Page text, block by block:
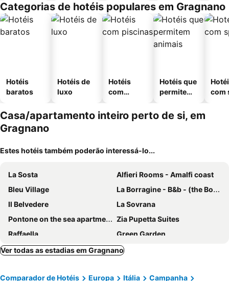
Categorias de hotéis populares em Gragnano
Hotéis
baratos
Hotéis de
luxo
Hotéis
com
Hotéis que
permitem
com
Casa/apartamento inteiro perto de si, em
Gragnano
Estes hotéis também poderão interessá-lo...
La Sosta
Alfieri Rooms - Amalfi coast
Bleu Village
La Borragine - B&b - (the Borage)
Il Belvedere
La Sovrana
Pontone on the sea apartment
Zia Pupetta Suites
Raffaella
Green Garden
Home & Garden
Casa Bianca
Maison Lirio
YourHome - Casa Silvanella
Ver todas as estadias em Gragnano
Comparador de Hotéis Europa Itália
Campanha